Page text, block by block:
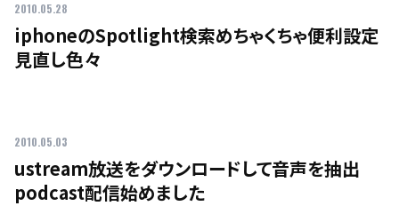
2010.05.28
iphoneのSpotlight検索めちゃくちゃ便利設定
見直し色々
2010.05.03
ustream放送をダウンロードして音声を抽出
podcast配信始めました